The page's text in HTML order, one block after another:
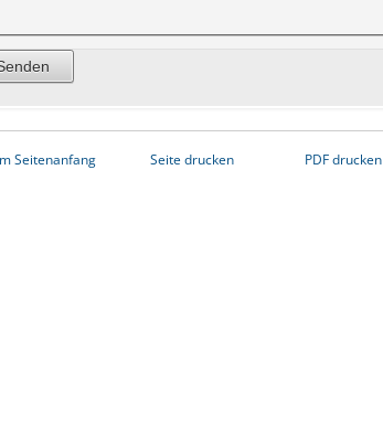
Seitenanfang Seite drucken PDF drucken